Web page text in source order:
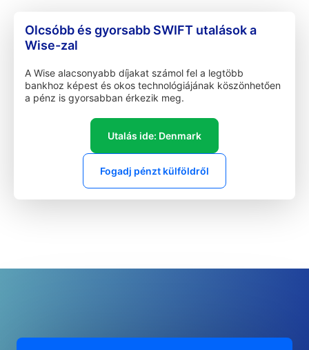
Olcsóbb és gyorsabb SWIFT utalások a
Wise-zal
A Wise alacsonyabb díjakat számol fel a legtöbb
bankhoz képest és okos technológiájának köszönhetően
a pénz is gyorsabban érkezik meg.
Utalás ide: Denmark
Fogadj pénzt külföldről